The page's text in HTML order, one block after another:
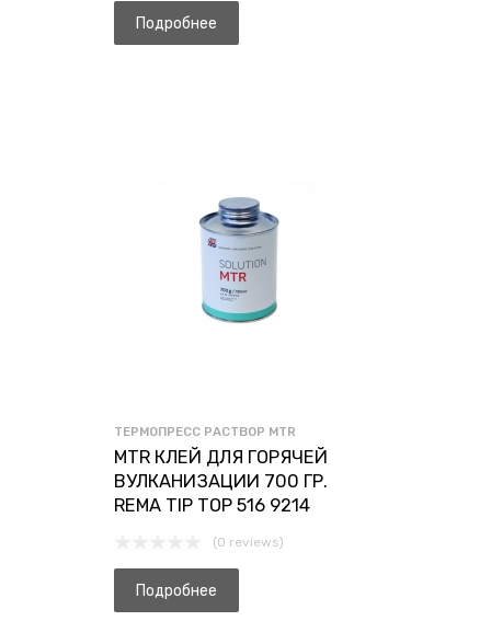
Подробнее
ТЕРМОПРЕСС РАСТВОР MTR
MTR КЛЕЙ ДЛЯ ГОРЯЧЕЙ
ВУЛКАНИЗАЦИИ 700 ГР.
REMA TIP TOP 516 9214
(0 reviews)
Подробнее